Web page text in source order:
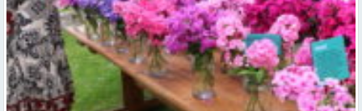
Garšaugu dārzā trīs dienas apskatāma izstāde “Vasaras ziedi
pilsētai svētkos”